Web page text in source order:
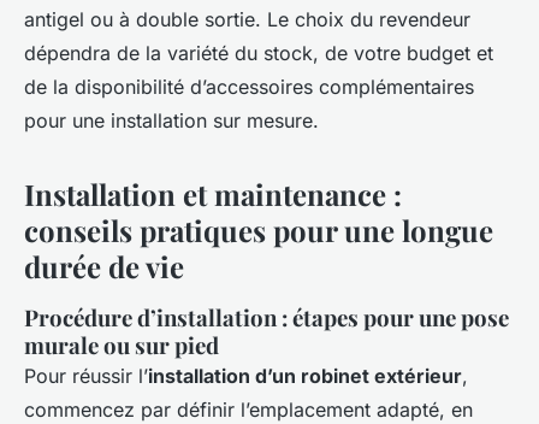
antigel ou à double sortie. Le choix du revendeur
dépendra de la variété du stock, de votre budget et
de la disponibilité d’accessoires complémentaires
pour une installation sur mesure.
Installation et maintenance :
conseils pratiques pour une longue
durée de vie
Procédure d’installation : étapes pour une pose
murale ou sur pied
Pour réussir l’installation d’un robinet extérieur,
commencez par définir l’emplacement adapté, en